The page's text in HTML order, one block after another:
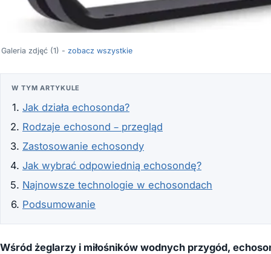
Galeria zdjęć (1) - zobacz wszystkie
W TYM ARTYKULE
Jak działa echosonda?
Rodzaje echosond – przegląd
Zastosowanie echosondy
Jak wybrać odpowiednią echosondę?
Najnowsze technologie w echosondach
Podsumowanie
Wśród żeglarzy i miłośników wodnych przygód,